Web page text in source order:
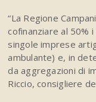
“La Regione
cofinanziare al 50%
singole imprese
ambulante) e, in
da aggregazioni di
Riccio, consigliere